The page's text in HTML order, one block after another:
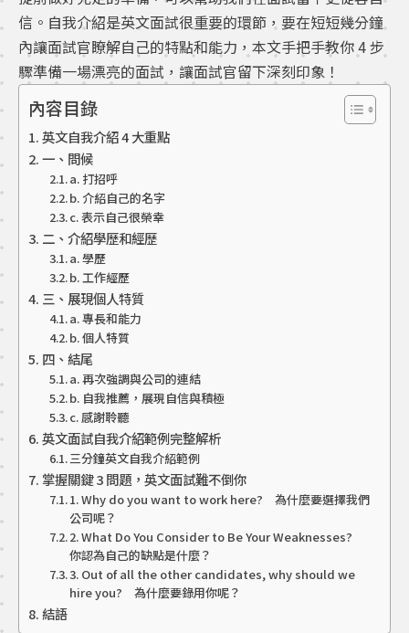
信。自我介紹是英文面試很重要的環節，要在短短幾分鐘
內讓面試官瞭解自己的特點和能力，本文手把手教你 4 步
驟準備一場漂亮的面試，讓面試官留下深刻印象！
內容目錄
英文自我介紹 4 大重點
一、問候
a. 打招呼
b. 介紹自己的名字
c. 表示自己很榮幸
二、介紹學歷和經歷
a. 學歷
b. 工作經歷
三、展現個人特質
a. 專長和能力
b. 個人特質
四、結尾
a. 再次強調與公司的連結
b. 自我推薦，展現自信與積極
c. 感謝聆聽
英文面試自我介紹範例完整解析
三分鐘英文自我介紹範例
掌握關鍵 3 問題，英文面試難不倒你
1. Why do you want to work here? 為什麼要選擇我們
公司呢？
2. What Do You Consider to Be Your Weaknesses?
你認為自己的缺點是什麼？
3. Out of all the other candidates, why should we
hire you? 為什麼要錄用你呢？
結語